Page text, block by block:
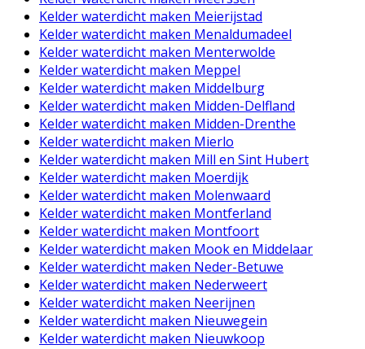
Kelder waterdicht maken Meierijstad
Kelder waterdicht maken Menaldumadeel
Kelder waterdicht maken Menterwolde
Kelder waterdicht maken Meppel
Kelder waterdicht maken Middelburg
Kelder waterdicht maken Midden-Delfland
Kelder waterdicht maken Midden-Drenthe
Kelder waterdicht maken Mierlo
Kelder waterdicht maken Mill en Sint Hubert
Kelder waterdicht maken Moerdijk
Kelder waterdicht maken Molenwaard
Kelder waterdicht maken Montferland
Kelder waterdicht maken Montfoort
Kelder waterdicht maken Mook en Middelaar
Kelder waterdicht maken Neder-Betuwe
Kelder waterdicht maken Nederweert
Kelder waterdicht maken Neerijnen
Kelder waterdicht maken Nieuwegein
Kelder waterdicht maken Nieuwkoop